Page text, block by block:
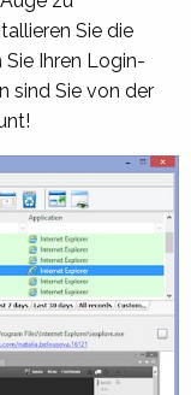
Sie die
Sie Ihren Login-
sind Sie von der